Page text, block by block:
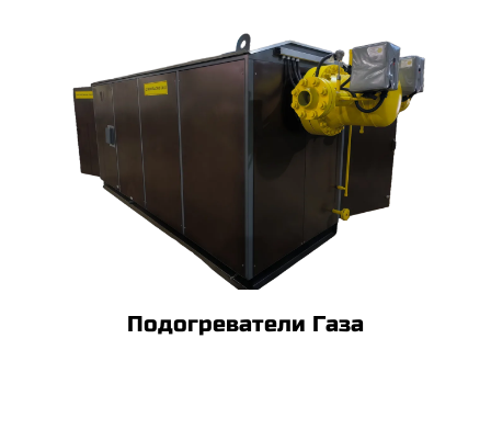
Подогреватели Газа